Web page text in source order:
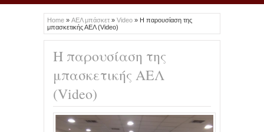
Home » ΑΕΛ μπάσκετ » Video » Η παρουσίαση της
μπασκετικής ΑΕΛ (Video)
Η παρουσίαση της
μπασκετικής ΑΕΛ
(Video)